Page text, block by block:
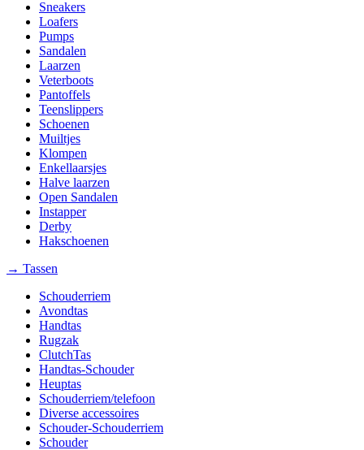
Sneakers
Loafers
Pumps
Sandalen
Laarzen
Veterboots
Pantoffels
Teenslippers
Schoenen
Muiltjes
Klompen
Enkellaarsjes
Halve laarzen
Open Sandalen
Instapper
Derby
Hakschoenen
→ Tassen
Schouderriem
Avondtas
Handtas
Rugzak
ClutchTas
Handtas-Schouder
Heuptas
Schouderriem/telefoon
Diverse accessoires
Schouder-Schouderriem
Schouder